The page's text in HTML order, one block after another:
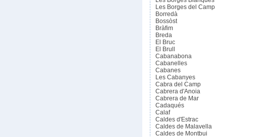
Les Borges del Camp
Borredà
Bossòst
Bràfim
Breda
El Bruc
El Brull
Cabanabona
Cabanelles
Cabanes
Les Cabanyes
Cabra del Camp
Cabrera d'Anoia
Cabrera de Mar
Cadaqués
Calaf
Caldes d'Estrac
Caldes de Malavella
Caldes de Montbui